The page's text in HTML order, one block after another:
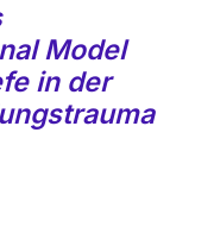
Model
in der